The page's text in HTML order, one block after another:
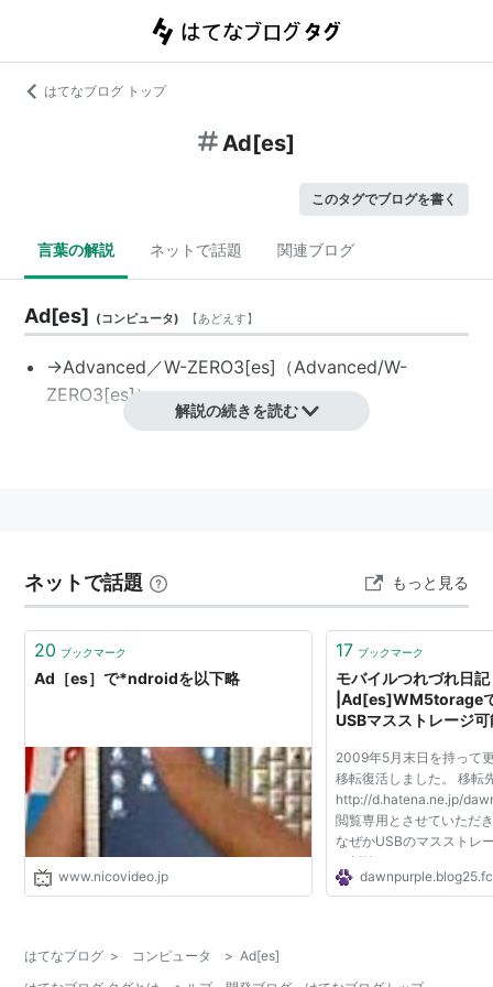
はてなブログ トップ
Ad[es]
このタグでブログを書く
言葉の解説 ネットで話題 関連ブログ
Ad[es] (コンピュータ) 【あどえす】
→Advanced／W-ZERO3[es]（Advanced/W-
ZERO3[es]）
解説の続きを読む
ネットで話題 もっと見る
20 ブックマーク
Ad［es］で*ndroidを以下略
www.nicovideo.jp
17 ブックマーク
モバイルつれづれ日記
|Ad[es]WM5torage
USBマスストレージ
2009年5月末日を持って
移転復活しました。 移転
http://d.hatena.ne.jp/
閲覧専用とさせていただ
なぜかUSBのマスストレ
が削除されてしまったた
トレージに対応していた
はてなブログ > コンピュータ > Ad[es]